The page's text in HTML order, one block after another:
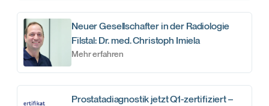
Neuer Gesellschafter in der Radiologie
Filstal: Dr. med. Christoph Imiela
Mehr erfahren
Prostatadiagnostik jetzt Q1-zertifiziert –